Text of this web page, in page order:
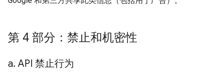
第 4 部分：禁止和机密性
a. API 禁止行为